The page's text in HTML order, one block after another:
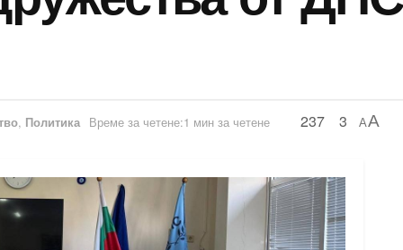
, Политика Време за четене:1 мин за четене 237 3 AA